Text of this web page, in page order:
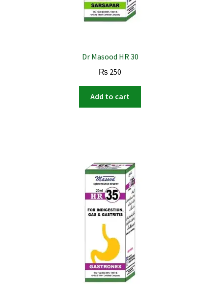
Dr Masood HR 30
₨ 250
Add to cart